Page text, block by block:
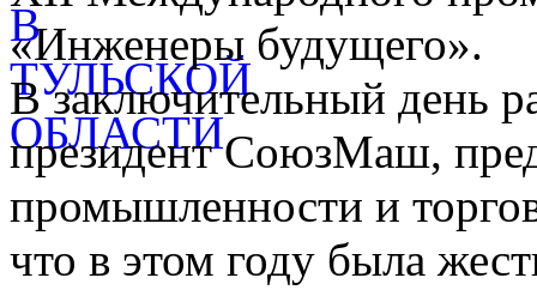
«Инженеры будущего».
В заключительный день
президент СоюзМаш,
промышленности и
что в этом году была